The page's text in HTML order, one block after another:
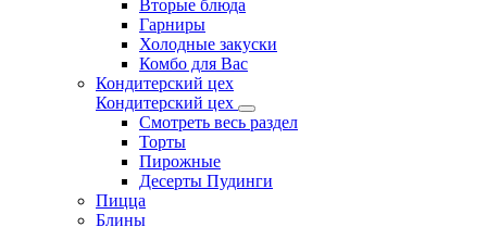
Вторые блюда
Гарниры
Холодные закуски
Комбо для Вас
Кондитерский цех
Кондитерский цех
Смотреть весь раздел
Торты
Пирожные
Десерты Пудинги
Пицца
Блины